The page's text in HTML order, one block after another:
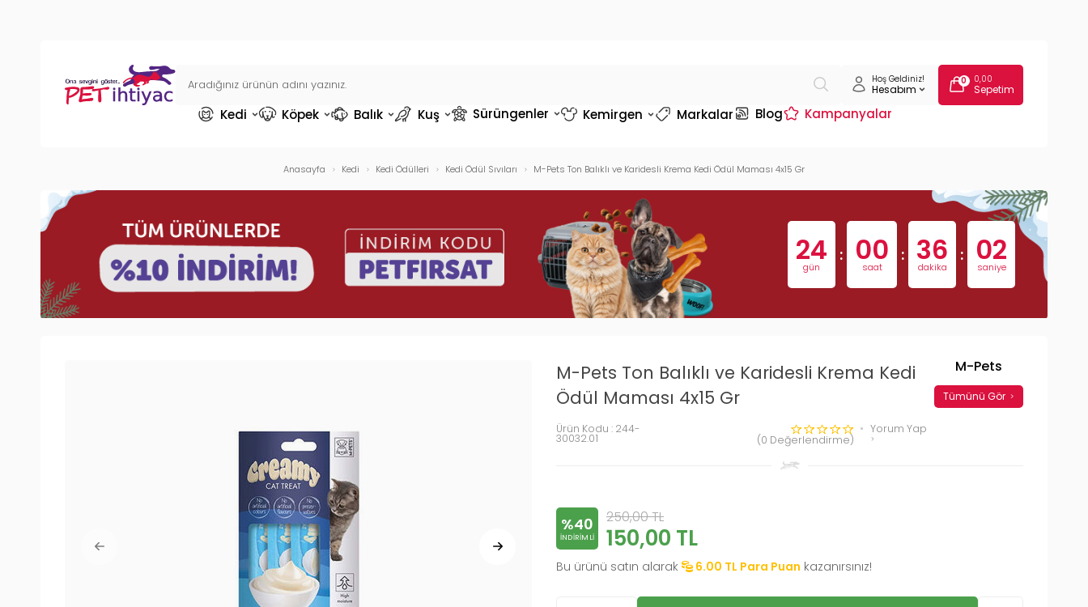
Hoş Geldiniz!
Hesabım
0 0,00
Sepetim
Kedi Köpek Balık Kuş Sürüngenler Kemirgen Markalar Blog Kampanyalar
Anasayfa Kedi Kedi Ödülleri Kedi Ödül Sıvıları M-Pets Ton Balıklı ve Karidesli Krema Kedi Ödül Maması 4x15 Gr
24
gün
: 00
saat
: 36
dakika
: 01
saniye
M-Pets Ton Balıklı ve Karidesli Krema Kedi
Ödül Maması 4x15 Gr
Ürün Kodu : 244-
30032.01 (0 Değerlendirme)
Yorum Yap
M-Pets
Tümünü Gör
%40
INDIRIMLI
250,00TL
150,00 TL
Bu ürünü satın alarak 6.00 TL Para Puan kazanırsınız!